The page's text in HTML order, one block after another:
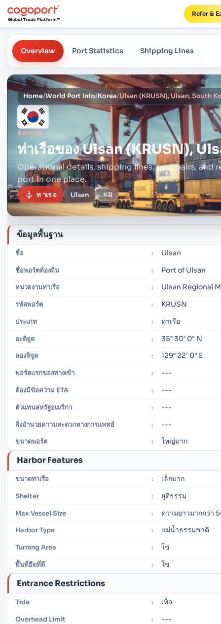
Refer &
Overview Port Statistics Shipping Lines
Home/World Port Info/Korea/Ulsan (KRUSN), Ulsan, South
KRUSN
ท่าเรือของUlsan (KRUSN),
Operational details, shipping lines, port pairs, and
port in one place.
ท าเร อ Ulsan KR
ข้อมูลพื้นฐาน
ชื่อ : Ulsan
ชื่อพอร์ตท้องถิ่น : Port of Ulsan
หน่วยงานท่าเรือ : Ulsan Regional
รหัสพอร์ต : KRUSN
ประเภท : ท่าเรือ
ละติจูด : 35° 30' 0" N
ลองจิจูด : 129° 22' 0" E
พอร์ตแรกของทางเข้า : ---
ต้องมีข้อความ ETA : ---
ตัวแทนสหรัฐอเมริกา : ---
สิ่งอำนวยความสะดวกทางการแพทย์ : ---
ขนาดพอร์ต : ใหญ่มาก
Harbor Features
ขนาดท่าเรือ : เล็กมาก
Shelter : ยุติธรรม
Max Vessel Size : ความยาวมากกว่า
Harbor Type : แม่น้ำธรรมชาติ
Turning Area : ใช่
พื้นที่ยึดที่ดี : ใช่
Entrance Restrictions
Tide : เท็จ
Overhead Limit : ---